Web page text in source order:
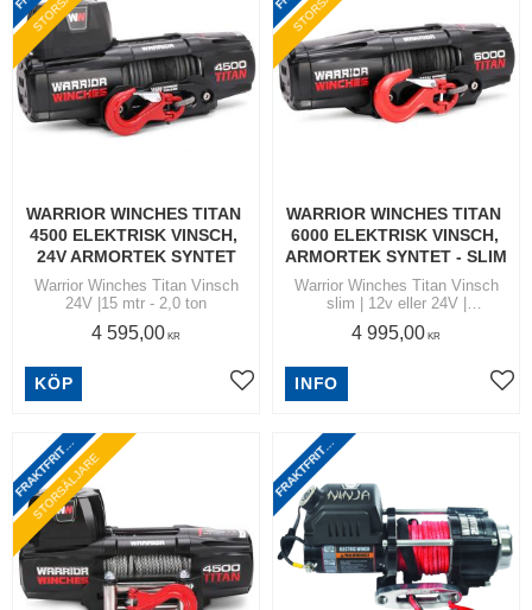
WARRIOR WINCHES TITAN
4500 ELEKTRISK VINSCH,
24V ARMORTEK SYNTET
Warrior Winches Titan Vinsch
24V |15 mtr - 2,0 ton
4 595,00 KR
Lägg till i favoriter
KÖP
WARRIOR WINCHES TITAN
6000 ELEKTRISK VINSCH,
ARMORTEK SYNTET - SLIM
Warrior Winches Titan Vinsch
slim | 12v eller 24V |
4 995,00 KR
INFO
F
R
A
K
T
F
R
I
T
T
I
N
O
M
S
V
E
R
I
G
E
STORSÄLJARE
F
R
A
K
T
F
R
I
T
T
I
N
O
M
S
V
E
R
I
G
E